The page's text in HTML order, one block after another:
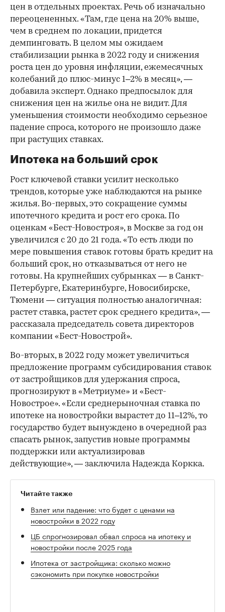
цен в отдельных проектах. Речь об изначально
переоцененных. «Там, где цена на 20% выше,
чем в среднем по локации, придется
демпинговать. В целом мы ожидаем
стабилизации рынка в 2022 году и снижения
роста цен до уровня инфляции, ежемесячных
колебаний до плюс-минус 1–2% в месяц», —
добавила эксперт. Однако предпосылок для
снижения цен на жилье она не видит. Для
уменьшения стоимости необходимо серьезное
падение спроса, которого не произошло даже
при растущих ставках.
Ипотека на больший срок
Рост ключевой ставки усилит несколько
трендов, которые уже наблюдаются на рынке
жилья. Во-первых, это сокращение суммы
ипотечного кредита и рост его срока. По
оценкам «Бест-Новостроя», в Москве за год он
увеличился с 20 до 21 года. «То есть люди по
мере повышения ставок готовы брать кредит на
больший срок, но отказываться от него не
готовы. На крупнейших субрынках — в Санкт-
Петербурге, Екатеринбурге, Новосибирске,
Тюмени — ситуация полностью аналогичная:
растет ставка, растет срок среднего кредита», —
рассказала председатель совета директоров
компании «Бест-Новострой».
Во-вторых, в 2022 году может увеличиться
предложение программ субсидирования ставок
от застройщиков для удержания спроса,
прогнозируют в «Метриуме» и «Бест-
Новострое». «Если среднерыночная ставка по
ипотеке на новостройки вырастет до 11–12%, то
государство будет вынуждено в очередной раз
спасать рынок, запустив новые программы
поддержки или актуализировав
действующие», — заключила Надежда Коркка.
Читайте также
Взлет или падение: что будет с ценами на
новостройки в 2022 году
ЦБ спрогнозировал обвал спроса на ипотеку и
новостройки после 2025 года
Ипотека от застройщика: сколько можно
сэкономить при покупке новостройки